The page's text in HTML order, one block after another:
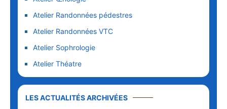
Atelier Randonnées pédestres
Atelier Randonnées VTC
Atelier Sophrologie
Atelier Théatre
LES ACTUALITÉS ARCHIVÉES